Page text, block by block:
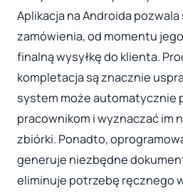
Aplikacja na Androida
zamówienia, od momentu
finalną wysyłkę do klienta.
kompletacja są znacznie
system może automatycznie
pracownikom i wyznaczać im
zbiórki. Ponadto,
generuje niezbędne
eliminuje potrzebę ręcznego